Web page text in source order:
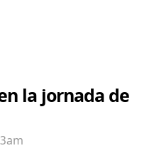
la jornada de